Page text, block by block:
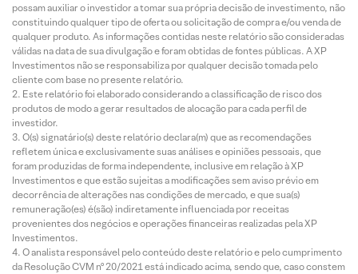
possam auxiliar o investidor a tomar sua própria decisão de investimento, não
constituindo qualquer tipo de oferta ou solicitação de compra e/ou venda de
qualquer produto. As informações contidas neste relatório são consideradas
válidas na data de sua divulgação e foram obtidas de fontes públicas. A XP
Investimentos não se responsabiliza por qualquer decisão tomada pelo
cliente com base no presente relatório.
Este relatório foi elaborado considerando a classificação de risco dos
produtos de modo a gerar resultados de alocação para cada perfil de
investidor.
O(s) signatário(s) deste relatório declara(m) que as recomendações
refletem única e exclusivamente suas análises e opiniões pessoais, que
foram produzidas de forma independente, inclusive em relação à XP
Investimentos e que estão sujeitas a modificações sem aviso prévio em
decorrência de alterações nas condições de mercado, e que sua(s)
remuneração(es) é(são) indiretamente influenciada por receitas
provenientes dos negócios e operações financeiras realizadas pela XP
Investimentos.
O analista responsável pelo conteúdo deste relatório e pelo cumprimento
da Resolução CVM nº 20/2021 está indicado acima, sendo que, caso constem